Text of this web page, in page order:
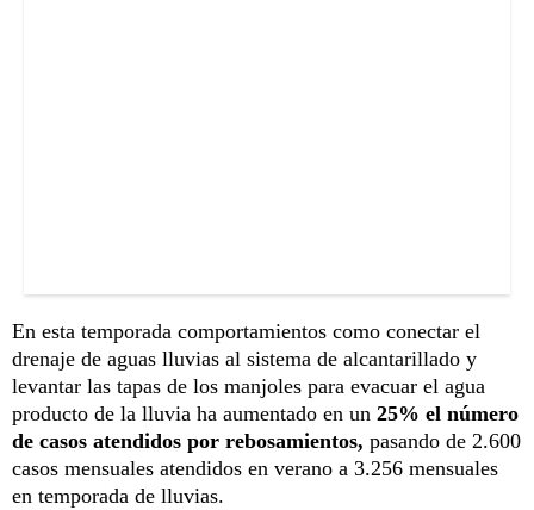
En esta temporada comportamientos como conectar el
drenaje de aguas lluvias al sistema de alcantarillado y
levantar las tapas de los manjoles para evacuar el agua
producto de la lluvia ha aumentado en un 25% el número
de casos atendidos por rebosamientos, pasando de 2.600
casos mensuales atendidos en verano a 3.256 mensuales
en temporada de lluvias.